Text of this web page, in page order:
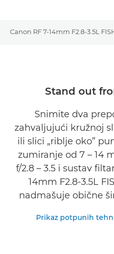
Canon RF 7-14mm F2.8-3.5L
Podrška
Stand out
Snimite dva
zahvaljujući kružnoj
ili slici „riblje oko”
zumiranje od 7 – 14
f/2.8 – 3.5 i sustav
14mm F2.8-3.5L
nadmašuje obične
Prikaz potpunih